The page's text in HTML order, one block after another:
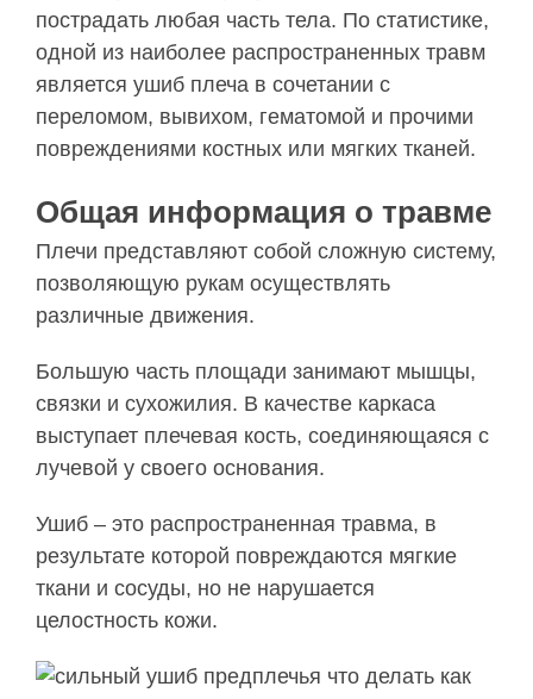
пострадать любая часть тела. По статистике,
одной из наиболее распространенных травм
является ушиб плеча в сочетании с
переломом, вывихом, гематомой и прочими
повреждениями костных или мягких тканей.
Общая информация о травме
Плечи представляют собой сложную систему,
позволяющую рукам осуществлять
различные движения.
Большую часть площади занимают мышцы,
связки и сухожилия. В качестве каркаса
выступает плечевая кость, соединяющаяся с
лучевой у своего основания.
Ушиб – это распространенная травма, в
результате которой повреждаются мягкие
ткани и сосуды, но не нарушается
целостность кожи.